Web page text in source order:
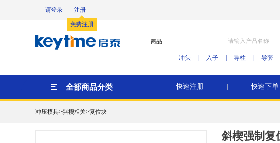
请登录 注册
免费注册
商品
冲头 入子 导柱 导套
全部商品分类 快速注册 快速下单
冲压模具>斜楔相关>复位块
斜楔强制复